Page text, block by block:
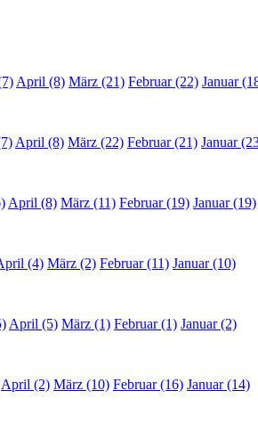
April (8) März (21) Februar (22) Januar
April (8) März (22) Februar (21) Januar
April (8) März (11) Februar (19) Januar (19)
(4) März (2) Februar (11) Januar (10)
April (5) März (1) Februar (1) Januar (2)
April (2) März (10) Februar (16) Januar (14)